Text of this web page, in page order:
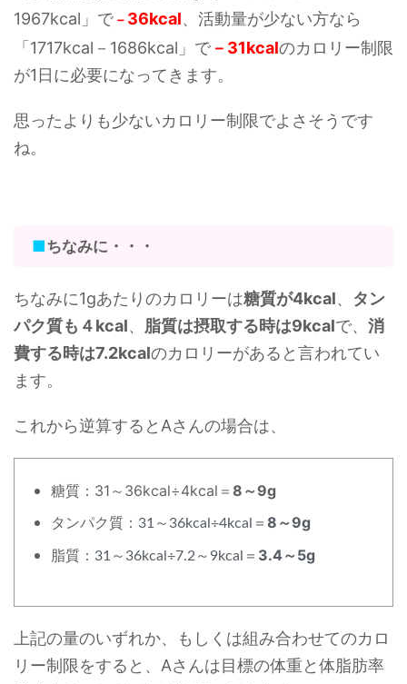
1967kcal」で － 36kcal、活動量が少ない方なら
「1717kcal－1686kcal」で －31kcalのカロリー制限
が1日に必要になってきます。
思ったよりも少ないカロリー制限でよさそうです
ね。
■ちなみに・・・
ちなみに1gあたりのカロリーは糖質が4kcal、 タン
パク質も４kcal、 脂質は摂取する時は9kcalで、 消
費する時は7.2kcalのカロリーがあると言われてい
ます。
これから逆算するとAさんの場合は、
糖質：31～36kcal÷4kcal＝ 8～9g
タンパク質 ：31～36kcal÷4kcal＝ 8～9g
脂質 ：31～36kcal÷7.2～9kcal＝ 3.4～5g
上記の量のいずれか、もしくは組み合わせてのカロ
リー制限をすると、Aさんは目標の体重と体脂肪率